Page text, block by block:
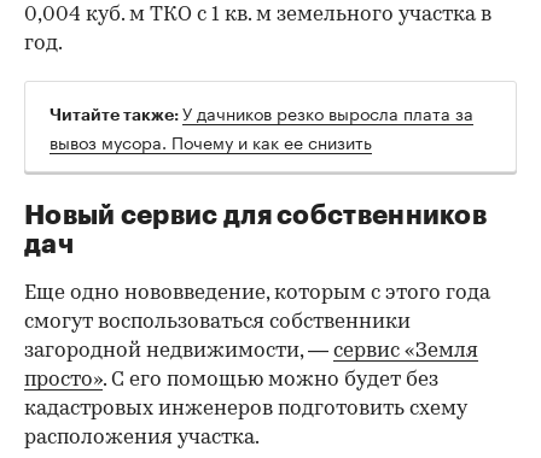
0,004 куб. м ТКО с 1 кв. м земельного участка в
год.
Читайте также: У дачников резко выросла плата за
вывоз мусора. Почему и как ее снизить
Новый сервис для собственников
дач
Еще одно нововведение, которым с этого года
смогут воспользоваться собственники
загородной недвижимости, — сервис «Земля
просто». С его помощью можно будет без
кадастровых инженеров подготовить схему
расположения участка.